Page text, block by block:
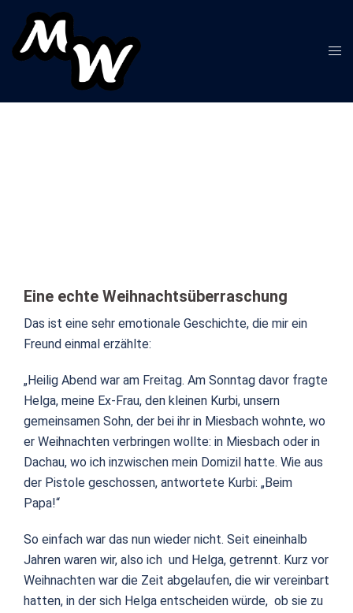
Inhalt
springen
Eine echte Weihnachtsüberraschung
Das ist eine sehr emotionale Geschichte, die mir ein
Freund einmal erzählte:
„Heilig Abend war am Freitag. Am Sonntag davor fragte
Helga, meine Ex-Frau, den kleinen Kurbi, unsern
gemeinsamen Sohn, der bei ihr in Miesbach wohnte, wo
er Weihnachten verbringen wollte: in Miesbach oder in
Dachau, wo ich inzwischen mein Domizil hatte. Wie aus
der Pistole geschossen, antwortete Kurbi: „Beim
Papa!“
So einfach war das nun wieder nicht. Seit eineinhalb
Jahren waren wir, also ich und Helga, getrennt. Kurz vor
Weihnachten war die Zeit abgelaufen, die wir vereinbart
hatten, in der sich Helga entscheiden würde, ob sie zu